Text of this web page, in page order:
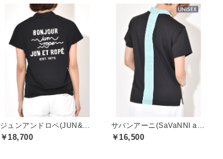
￥18,700 ￥16,500